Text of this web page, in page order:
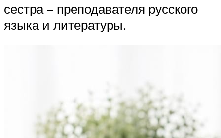
сестра – преподавателя русского
языка и литературы.